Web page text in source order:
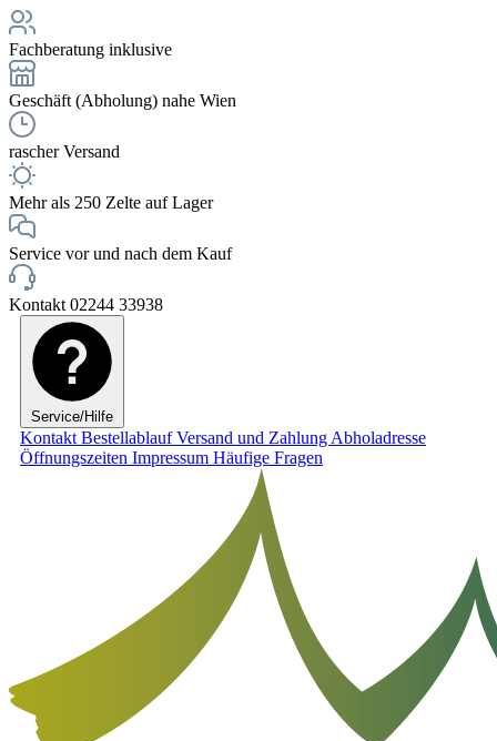
Fachberatung inklusive
Geschäft (Abholung) nahe Wien
rascher Versand
Mehr als 250 Zelte auf Lager
Service vor und nach dem Kauf
Kontakt 02244 33938
Service/Hilfe
Kontakt BestellablaufVersand und Zahlung Abholadresse
Öffnungszeiten Impressum Häufige Fragen